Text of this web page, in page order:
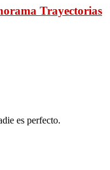
Trayectorias
es perfecto.